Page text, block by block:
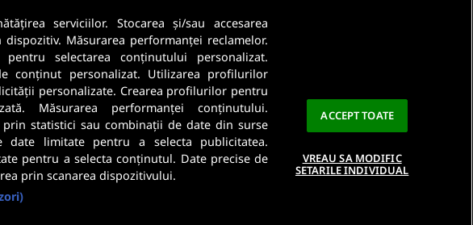
dumneavoastra este importanta pentru noi. CitestePolitica De
.
serviciilor. Stocarea și/sau accesarea
Măsurarea performanței reclamelor.
selectarea conținutului personalizat.
conținut personalizat. Utilizarea profilurilor
personalizate. Crearea profilurilor pentru
Măsurarea performanței conținutului.
statistici sau combinații de date din surse
date limitate pentru a selecta publicitatea.
pentru a selecta conținutul. Date precise de
prin scanarea dispozitivului.
ACCEPT TOATE
VREAU SA MODIFIC
SETARILE INDIVIDUAL